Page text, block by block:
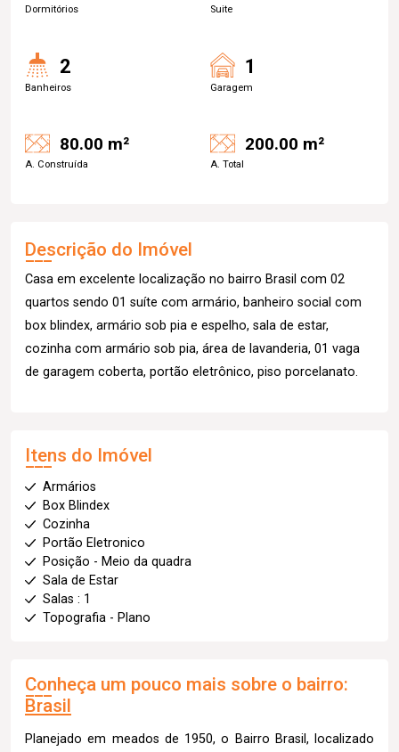
Dormitórios Suite
2
Banheiros
1
Garagem
80.00 m²
A. Construída
200.00 m²
A. Total
Descrição do Imóvel
Casa em excelente localização no bairro Brasil com 02
quartos sendo 01 suíte com armário, banheiro social com
box blindex, armário sob pia e espelho, sala de estar,
cozinha com armário sob pia, área de lavanderia, 01 vaga
de garagem coberta, portão eletrônico, piso porcelanato.
Itens do Imóvel
Armários
Box Blindex
Cozinha
Portão Eletronico
Posição - Meio da quadra
Sala de Estar
Salas : 1
Topografia - Plano
Conheça um pouco mais sobre o bairro:
Brasil
Planejado em meados de 1950, o Bairro Brasil, localizado